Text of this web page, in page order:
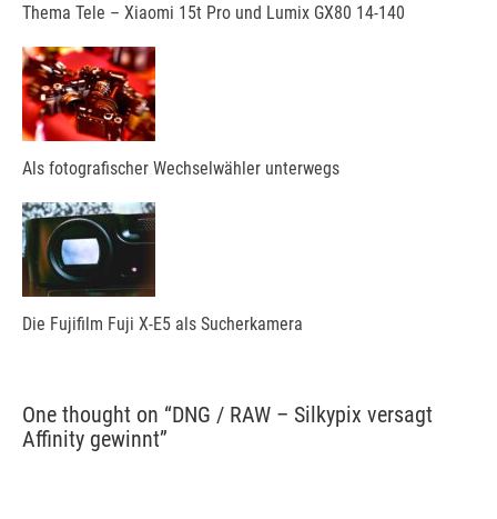
Thema Tele – Xiaomi 15t Pro und Lumix GX80 14-140
Als fotografischer Wechselwähler unterwegs
Die Fujifilm Fuji X-E5 als Sucherkamera
One thought on “DNG / RAW – Silkypix versagt
Affinity gewinnt”